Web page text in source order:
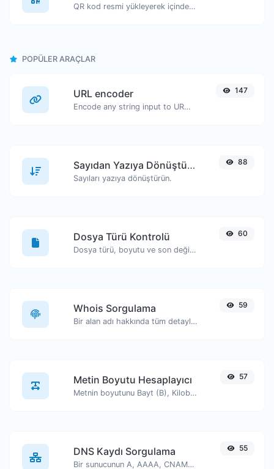
QR kod resmi yükleyerek içindeki verileri çıkarın.
POPÜLER ARAÇLAR
URL encoder
Encode any string input to URL format.
147
Sayıdan Yazıya Dönüştürücü
Sayıları yazıya dönüştürün.
88
Dosya Türü Kontrolü
Dosya türü, boyutu ve son değiştirilme tarihi gibi bilgileri görüntüleyin.
60
Whois Sorgulama
Bir alan adı hakkında tüm detayları edinin.
59
Metin Boyutu Hesaplayıcı
Metnin boyutunu Bayt (B), Kilobayt (KB) veya Megabayt (MB) cinsinden alın.
57
DNS Kaydı Sorgulama
Bir sunucunun A, AAAA, CNAME, MX, NS, TXT, SOA DNS kayıtlarını bulun.
55